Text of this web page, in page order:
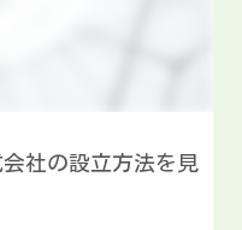
社の設立方法を見